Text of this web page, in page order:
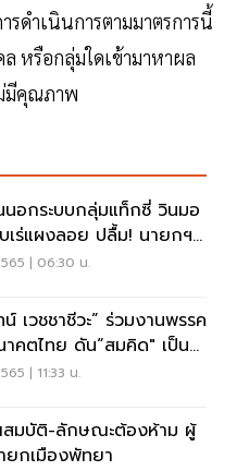
รดำเนินการตามมาตรการนี้
หรือกลุ่มใดเข้ามาหาผล
มีคุณภาพ
นอกระบบกลุ่มแท็กซี่ วินมอ
เร่แผงลอย ปลื้ม! นายกฯ
องชีพ| 06:30 น.
เวชชาชีวะ” ร่วมงานพรรค
าคตไทย ดัน“สมคิด" เป็น
| 11:33 น.
มบัติ-ลักษณะต้องห้าม ผู้
ยกเมืองพัทยา